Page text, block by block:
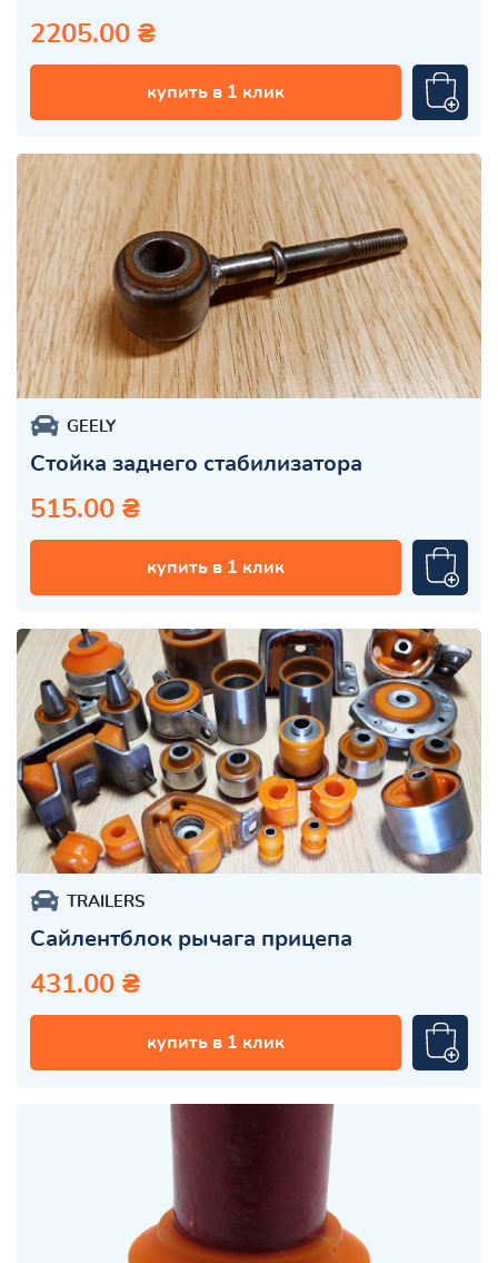
2205.00 ₴
купить в 1 клик
GEELY
Стойка заднего стабилизатора
515.00 ₴
купить в 1 клик
TRAILERS
Сайлентблок рычага прицепа
431.00 ₴
купить в 1 клик